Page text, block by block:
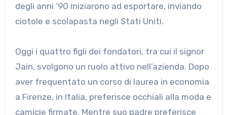
degli anni ’90 iniziarono ad esportare, inviando
ciotole e scolapasta negli Stati Uniti.
Oggi i quattro figli dei fondatori, tra cui il signor
Jain, svolgono un ruolo attivo nell’azienda. Dopo
aver frequentato un corso di laurea in economia
a Firenze, in Italia, preferisce occhiali alla moda e
camicie firmate. Mentre suo padre preferisce